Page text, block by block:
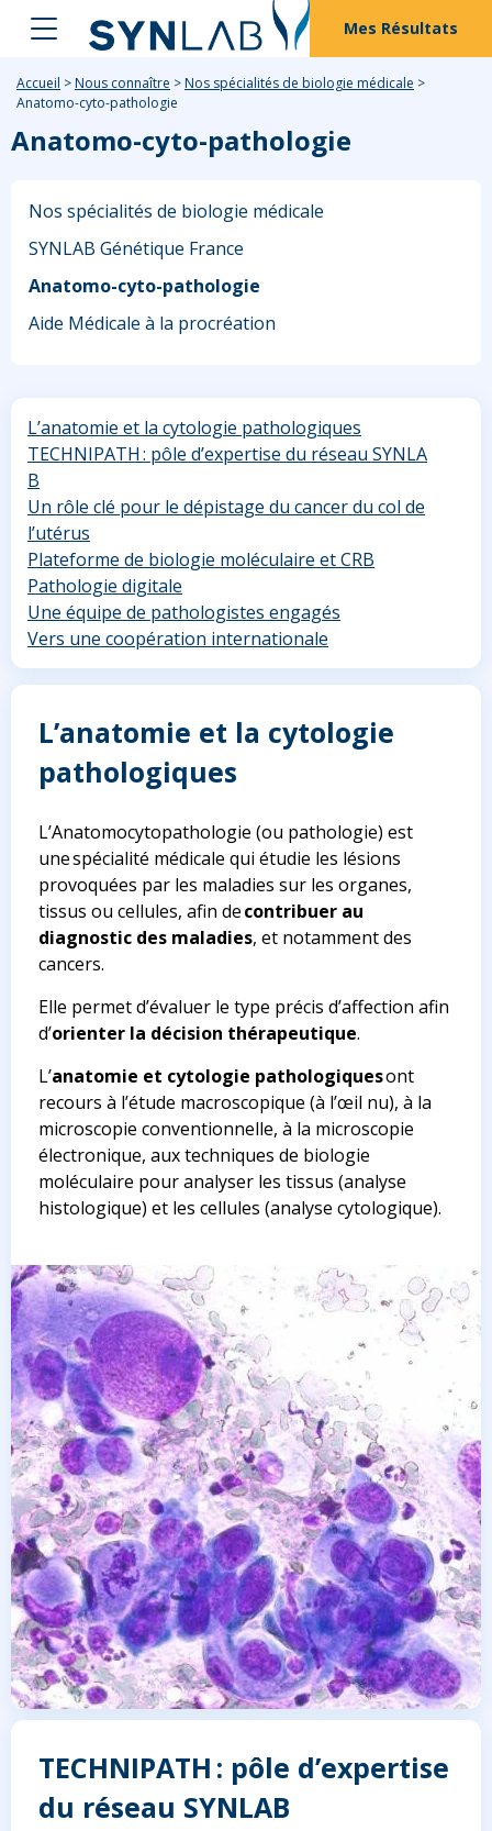
Mes Résultats
Accueil > Nous connaître > Nos spécialités de biologie médicale >
Anatomo-cyto-pathologie
Anatomo-cyto-pathologie
Nos spécialités de biologie médicale
SYNLAB Génétique France
Anatomo-cyto-pathologie
Aide Médicale à la procréation
L’anatomie et la cytologie pathologiques
TECHNIPATH : pôle d’expertise du réseau SYNLA
B
Un rôle clé pour le dépistage du cancer du col de
l’utérus
Plateforme de biologie moléculaire et CRB
Pathologie digitale
Une équipe de pathologistes engagés
Vers une coopération internationale
L’anatomie et la cytologie
pathologiques
L’Anatomocytopathologie (ou pathologie) est
une spécialité médicale qui étudie les lésions
provoquées par les maladies sur les organes,
tissus ou cellules, afin decontribuer au
diagnostic des maladies, et notamment des
cancers.
Elle permet d’évaluer le type précis d’affection afin
d’orienter la décision thérapeutique.
L’anatomie et cytologie pathologiquesont
recours à l’étude macroscopique (à l’œil nu), à la
microscopie conventionnelle, à la microscopie
électronique, aux techniques de biologie
moléculaire pour analyser les tissus (analyse
histologique) et les cellules (analyse cytologique).
TECHNIPATH : pôle d’expertise
du réseau SYNLAB